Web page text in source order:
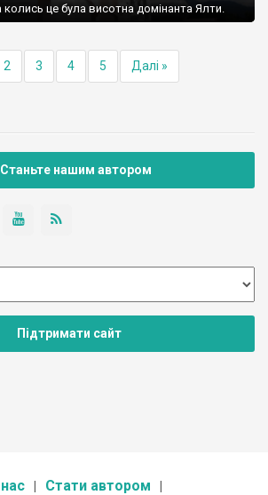
колись це була висотна домінанта Ялти.
2 3 4 5 Далі »
Станьте нашим автором
Підтримати сайт
Стати автором